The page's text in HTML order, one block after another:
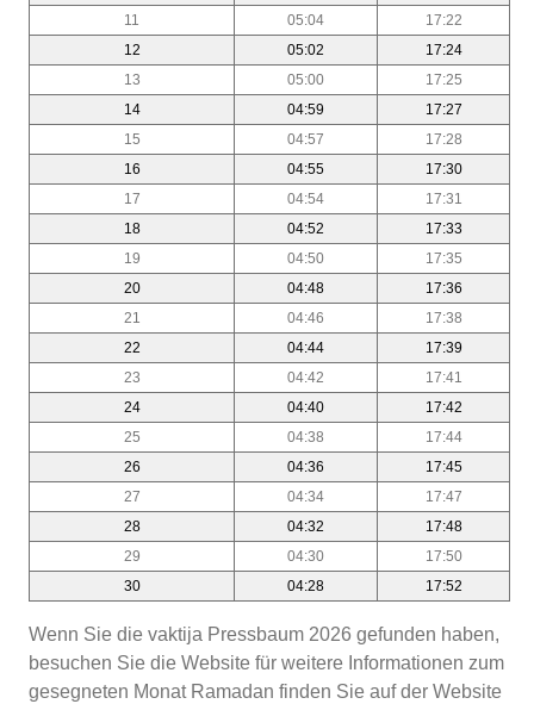
11
05:04
17:22
12
05:02
17:24
13
05:00
17:25
14
04:59
17:27
15
04:57
17:28
16
04:55
17:30
17
04:54
17:31
18
04:52
17:33
19
04:50
17:35
20
04:48
17:36
21
04:46
17:38
22
04:44
17:39
23
04:42
17:41
24
04:40
17:42
25
04:38
17:44
26
04:36
17:45
27
04:34
17:47
28
04:32
17:48
29
04:30
17:50
30
04:28 17:52
Wenn Sie die vaktija Pressbaum 2026 gefunden haben,
besuchen Sie die Website für weitere Informationen zum
gesegneten Monat Ramadan finden Sie auf der Website